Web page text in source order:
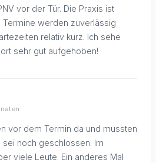
vor der Tür. Die Praxis ist
Termine werden zuverlässig
relativ kurz. Ich sehe
sehr gut aufgehoben!
vor dem Termin da und mussten
sei noch geschlossen. Im
viele Leute. Ein anderes Mal